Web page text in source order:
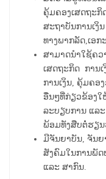
ຄຸ້ມຄອງເສດຖະກິ
ສະຖາບັນການເງິ
ທາງພາກລັດ,ເອກ
ສາມາດນຳໃຊ້ຄວ
ເສດຖະກິດ ການ
ການເງິນ, ຄຸ້ມຄອ
ອື່ນໆທີ່ກ່ຽວຂ້ອງ
ລະບຽບການ ແລະ
ພ້ອມທັງສືບຕໍ່ຮຽ
ມີຈັນຍາບັນ, ຈັນ
ສັງຄົມໃນການພັດ
ແລະ ສາກົນ.